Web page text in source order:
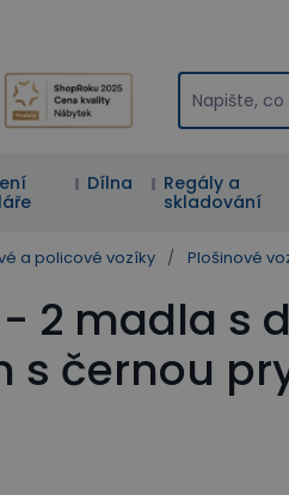
Dílna
Regály a
skladování
a policové vozíky / Plošinové
2 madla s
s černou